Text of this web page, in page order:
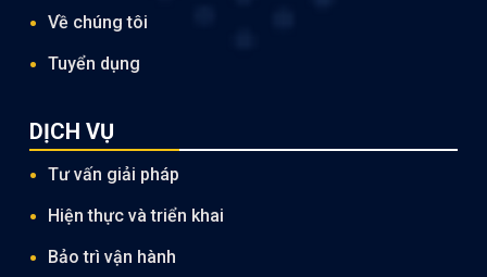
Về chúng tôi
Tuyển dụng
DỊCH VỤ
Tư vấn giải pháp
Hiện thực và triển khai
Bảo trì vận hành